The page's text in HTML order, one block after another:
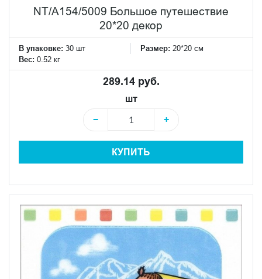
NT/A154/5009 Большое путешествие
20*20 декор
В упаковке: 30 шт Размер: 20*20 см
Вес: 0.52 кг
289.14 руб.
шт
−
+
КУПИТЬ